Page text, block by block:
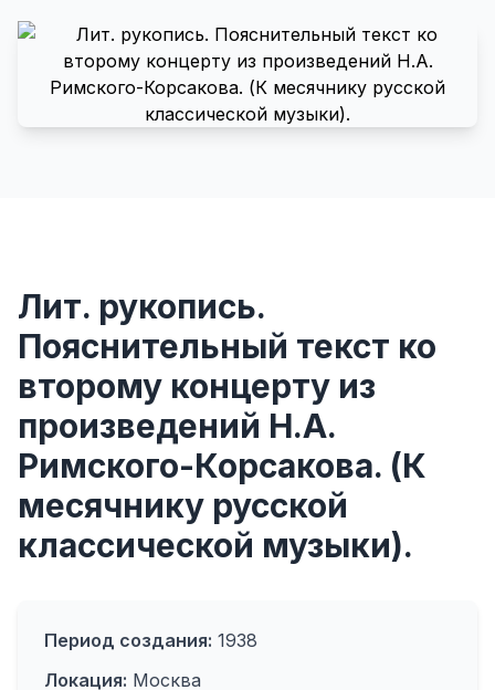
Лит. рукопись.
Пояснительный текст ко
второму концерту из
произведений Н.А.
Римского-Корсакова. (К
месячнику русской
классической музыки).
Период создания: 1938
Локация: Москва